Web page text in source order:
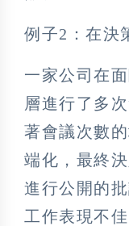
例子2：在決
一家公司在
層進行了多
著會議次數
端化，最終
進行公開的
工作表現不